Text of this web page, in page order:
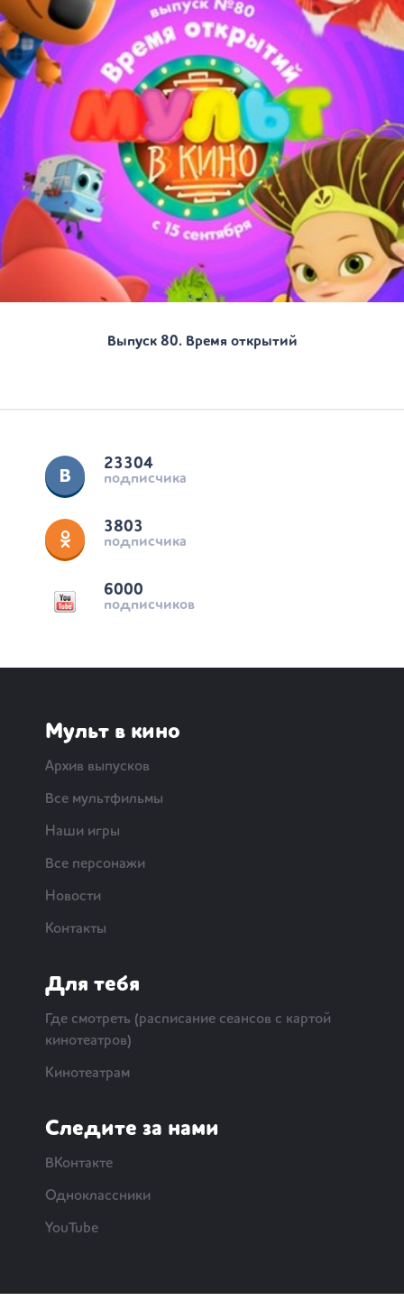
Выпуск 80. Время открытий
23304
подписчика
3803
подписчика
6000
подписчиков
Мульт в кино
Архив выпусков
Все мультфильмы
Наши игры
Все персонажи
Новости
Контакты
Для тебя
Где смотреть (расписание сеансов с картой
кинотеатров)
Кинотеатрам
Следите за нами
ВКонтакте
Одноклассники
YouTube